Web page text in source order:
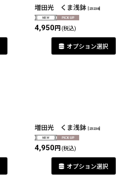
増田光 くま浅鉢 25238]
4,950円 (税込)
オプション選択
増田光 くま浅鉢 25236]
4,950円 (税込)
オプション選択